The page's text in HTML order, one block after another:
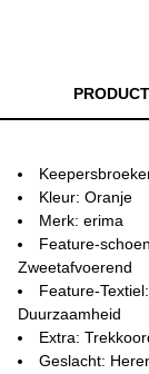
Kleur: Oranje
Merk: erima
Feature-
Zweetafvoerend
Feature-
Duurzaamheid
Extra:
Geslacht: